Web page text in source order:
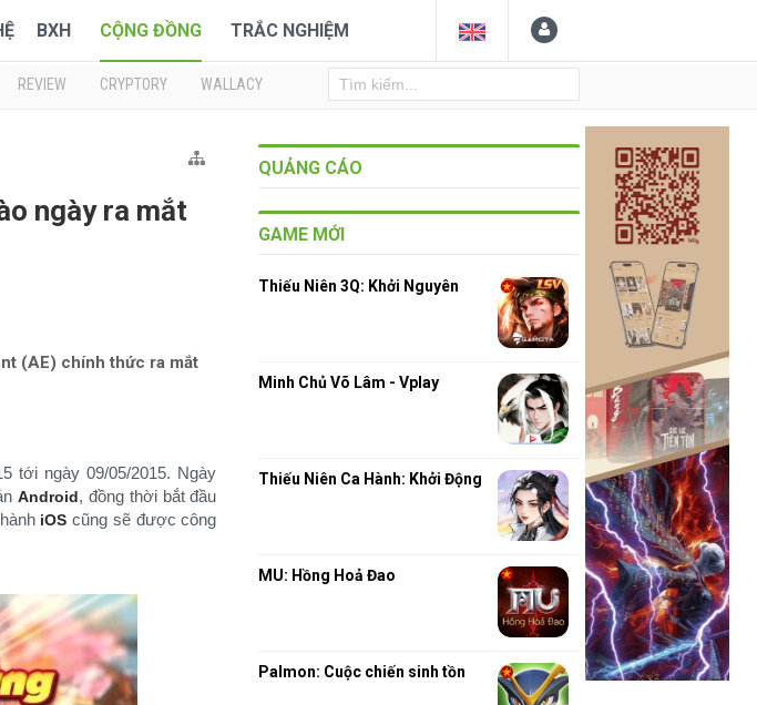
BXH CỘNG ĐỒNG TRẮC NGHIỆM
REVIEW CRYPTORY WALLACY
ngày ra mắt
(AE) chính thức ra mắt
tới ngày 09/05/2015. Ngày
Android, đồng thời bắt đầu
iOS cũng sẽ được công
QUẢNG CÁO
GAME MỚI
Thiếu Niên 3Q: Khởi Nguyên
Minh Chủ Võ Lâm - Vplay
Thiếu Niên Ca Hành: Khởi Động
MU: Hồng Hoả Đao
Palmon: Cuộc chiến sinh tồn